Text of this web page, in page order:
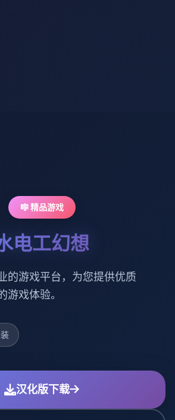
🎼 精品游戏
电工幻想
的游戏平台，为您提供优质
游戏体验。
汉化版下载